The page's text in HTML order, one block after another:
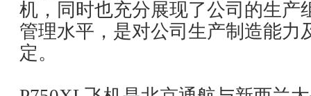
机，同时也充分展现了公司的生产
管理水平，是对公司生产制造能力
定。